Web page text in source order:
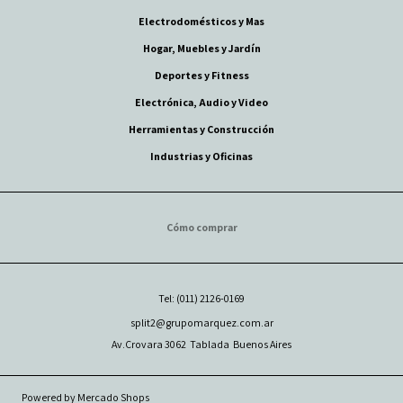
Electrodomésticos y Mas
Hogar, Muebles y Jardín
Deportes y Fitness
Electrónica, Audio y Video
Herramientas y Construcción
Industrias y Oficinas
Cómo comprar
Tel: (011) 2126-0169
split2@grupomarquez.com.ar
Av.Crovara 3062 Tablada Buenos Aires
Powered by Mercado Shops